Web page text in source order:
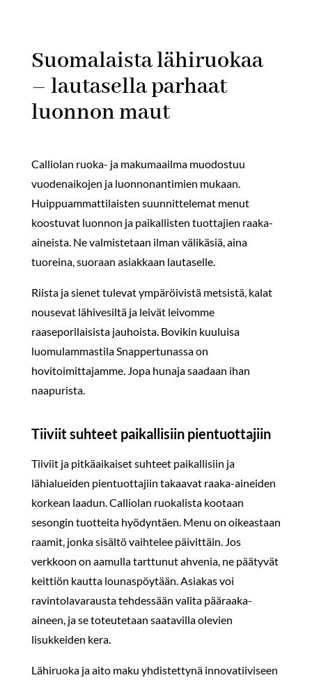
Suomalaista lähiruokaa
– lautasella parhaat
luonnon maut
Calliolan ruoka- ja makumaailma muodostuu
vuodenaikojen ja luonnonantimien mukaan.
Huippuammattilaisten suunnittelemat menut
koostuvat luonnon ja paikallisten tuottajien raaka-
aineista. Ne valmistetaan ilman välikäsiä, aina
tuoreina, suoraan asiakkaan lautaselle.
Riista ja sienet tulevat ympäröivistä metsistä, kalat
nousevat lähivesiltä ja leivät leivomme
raaseporilaisista jauhoista. Bovikin kuuluisa
luomulammastila Snappertunassa on
hovitoimittajamme. Jopa hunaja saadaan ihan
naapurista.
Tiiviit suhteet paikallisiin pientuottajiin
Tiiviit ja pitkäaikaiset suhteet paikallisiin ja
lähialueiden pientuottajiin takaavat raaka-aineiden
korkean laadun. Calliolan ruokalista kootaan
sesongin tuotteita hyödyntäen. Menu on oikeastaan
raamit, jonka sisältö vaihtelee päivittäin. Jos
verkkoon on aamulla tarttunut ahvenia, ne päätyvät
keittiön kautta lounaspöytään. Asiakas voi
ravintolavarausta tehdessään valita pääraaka-
aineen, ja se toteutetaan saatavilla olevien
lisukkeiden kera.
Lähiruoka ja aito maku yhdistettynä innovatiiviseen